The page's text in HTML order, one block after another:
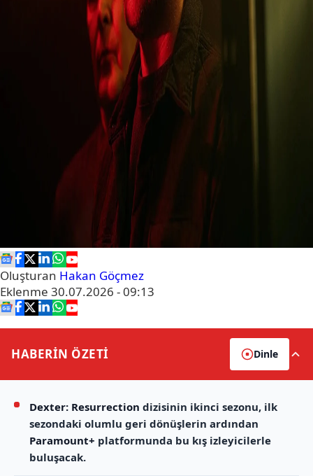
Oluşturan Hakan Göçmez
Eklenme 30.07.2026 - 09:13
HABERİN ÖZETİ Dinle
Dexter: Resurrection dizisinin ikinci sezonu, ilk
sezondaki olumlu geri dönüşlerin ardından
Paramount+ platformunda bu kış izleyicilerle
buluşacak.